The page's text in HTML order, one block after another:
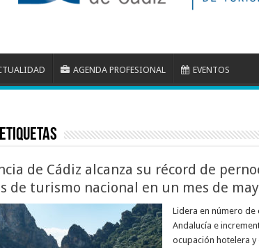
AGENDA PROFESIONAL EVENTOS
de Cádiz alcanza su récord de
de turismo nacional en un mes de
Lidera en número de
Andalucía e
ocupación hotelera